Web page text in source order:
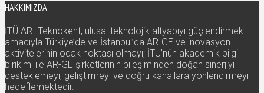
HAKKIMIZDA
İTÜ ARI Teknokent, ulusal teknolojik altyapıyı güçlendirmek
amacıyla Türkiye’de ve İstanbul’da AR-GE ve inovasyon
aktivitelerinin odak noktası olmayı; İTÜ’nün akademik bilgi
birikimi ile AR-GE şirketlerinin bileşiminden doğan sinerjiyi
desteklemeyi, geliştirmeyi ve doğru kanallara yönlendirmeyi
hedeflemektedir.